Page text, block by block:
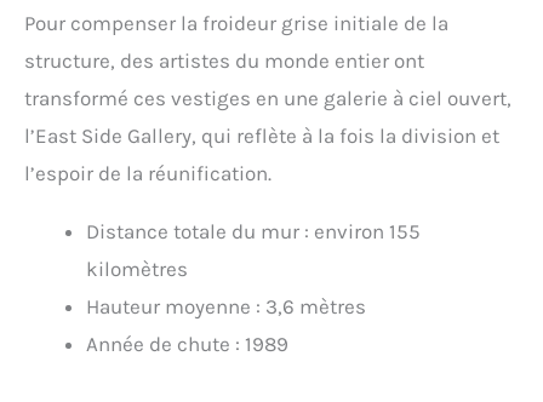
Pour compenser la froideur grise initiale de la
structure, des artistes du monde entier ont
transformé ces vestiges en une galerie à ciel ouvert,
l’East Side Gallery, qui reflète à la fois la division et
l’espoir de la réunification.
Distance totale du mur : environ 155
kilomètres
Hauteur moyenne : 3,6 mètres
Année de chute : 1989